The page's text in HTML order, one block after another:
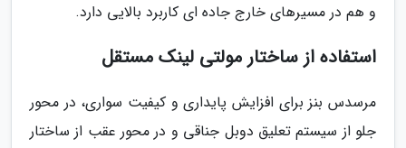
و هم در مسیرهای خارج جاده ای کاربرد بالایی دارد.
استفاده از ساختار مولتی لینک مستقل
مرسدس بنز برای افزایش پایداری و کیفیت سواری، در محور
جلو از سیستم تعلیق دوبل جناقی و در محور عقب از ساختار